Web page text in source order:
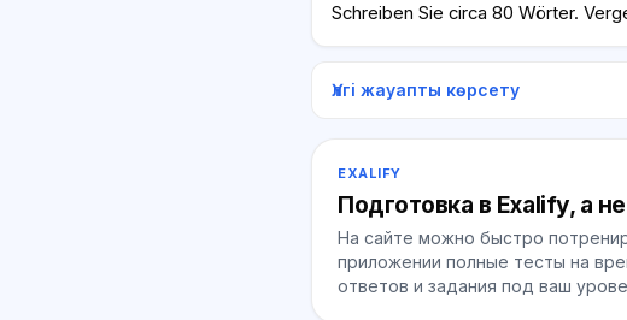
Schreiben Sie circa 80 Wörter.
Үлгі жауапты көрсету
EXALIFY
Подготовка в Exalify, а
На сайте можно быстро
приложении полные тесты на
ответов и задания под ваш